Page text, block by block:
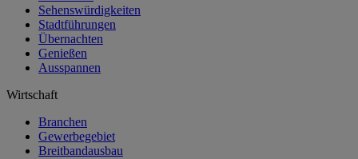
Sehenswürdigkeiten
Stadtführungen
Übernachten
Genießen
Ausspannen
Wirtschaft
Branchen
Gewerbegebiet
Breitbandausbau